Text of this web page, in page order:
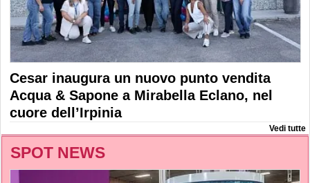
Cesar inaugura un nuovo punto vendita
Acqua & Sapone a Mirabella Eclano, nel
cuore dell’Irpinia
Vedi tutte
SPOT NEWS